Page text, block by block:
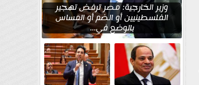
وزير الخارجية: مصر ترفض تهجير
الفلسطينيين أو الضم أو المساس
بالوضع في...